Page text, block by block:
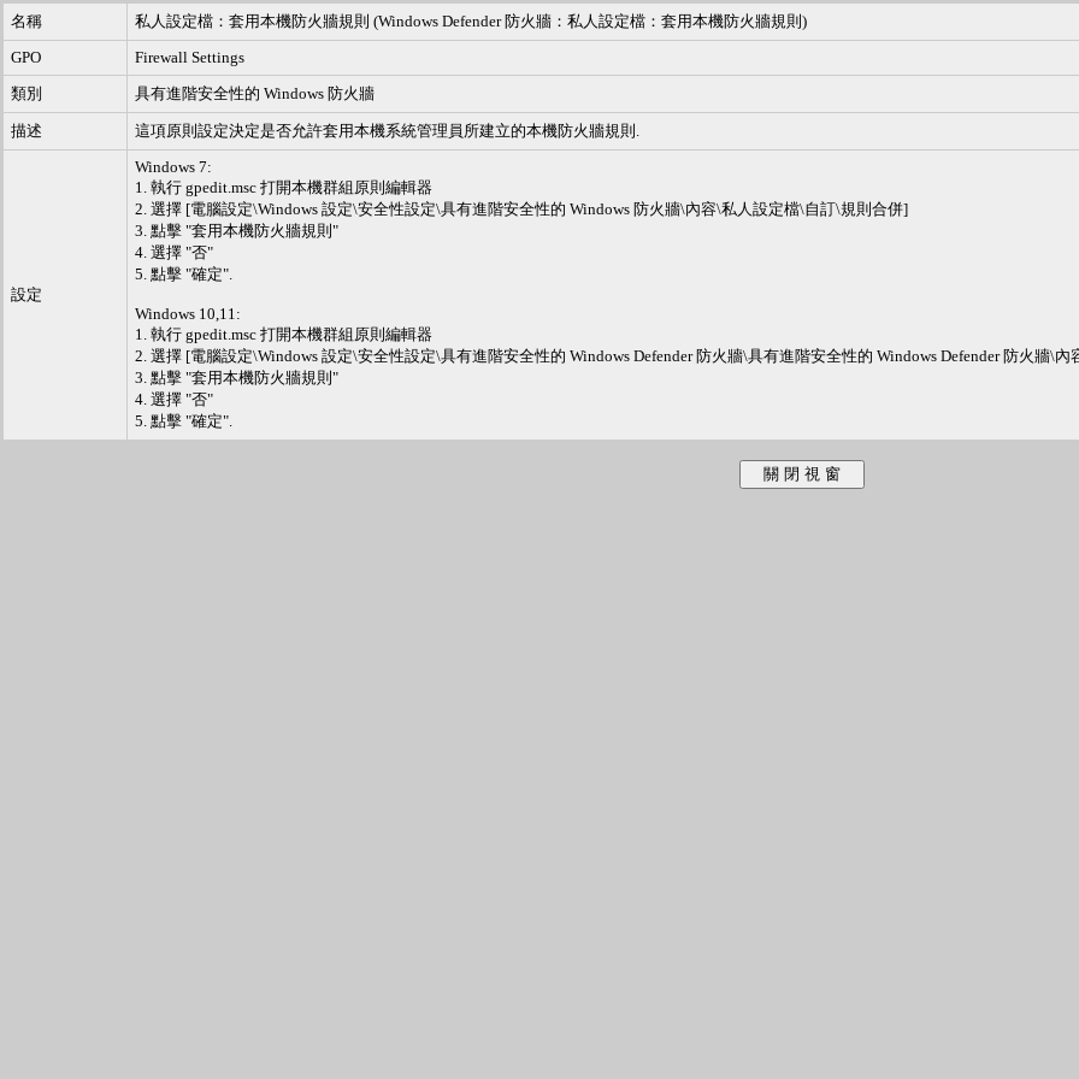
名稱
私人設定檔：套用本機防火牆規則 (Windows Defender 防火牆：私人設定檔：套用本機防火牆規則)
GPO
Firewall Settings
類別
具有進階安全性的 Windows 防火牆
描述 這項原則設定決定是否允許套用本機系統管理員所建立的本機防火牆規則.
設定
Windows 7:
1. 執行 gpedit.msc 打開本機群組原則編輯器
2. 選擇 [電腦設定\Windows 設定\安全性設定\具有進階安全性的 Windows 防火牆\內容\私人設定檔\自訂\規則合併]
3. 點擊 "套用本機防火牆規則"
4. 選擇 "否"
5. 點擊 "確定".
Windows 10,11:
1. 執行 gpedit.msc 打開本機群組原則編輯器
2. 選擇 [電腦設定\Windows 設定\安全性設定\具有進階安全性的 Windows Defender 防火牆\具有進階安全性的 Windows Defender 防火牆\
3. 點擊 "套用本機防火牆規則"
4. 選擇 "否"
5. 點擊 "確定".